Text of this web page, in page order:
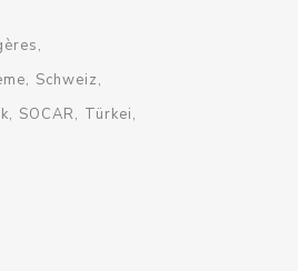
Schweiz
SOCAR
Türkei